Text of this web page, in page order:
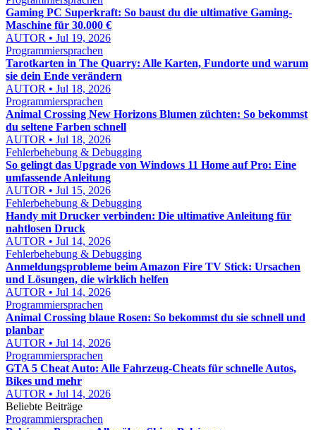
Gaming PC Superkraft: So baust du die ultimative Gaming-
Maschine für 30.000 €
AUTOR • Jul 19, 2026
Programmiersprachen
Tarotkarten in The Quarry: Alle Karten, Fundorte und warum
sie dein Ende verändern
AUTOR • Jul 18, 2026
Programmiersprachen
Animal Crossing New Horizons Blumen züchten: So bekommst
du seltene Farben schnell
AUTOR • Jul 18, 2026
Fehlerbehebung & Debugging
So gelingt das Upgrade von Windows 11 Home auf Pro: Eine
umfassende Anleitung
AUTOR • Jul 15, 2026
Fehlerbehebung & Debugging
Handy mit Drucker verbinden: Die ultimative Anleitung für
nahtlosen Druck
AUTOR • Jul 14, 2026
Fehlerbehebung & Debugging
Anmeldungsprobleme beim Amazon Fire TV Stick: Ursachen
und Lösungen, die wirklich helfen
AUTOR • Jul 14, 2026
Programmiersprachen
Animal Crossing blaue Rosen: So bekommst du sie schnell und
planbar
AUTOR • Jul 14, 2026
Programmiersprachen
GTA 5 Cheat Auto: Alle Fahrzeug-Cheats für schnelle Autos,
Bikes und mehr
AUTOR • Jul 14, 2026
Beliebte Beiträge
Programmiersprachen